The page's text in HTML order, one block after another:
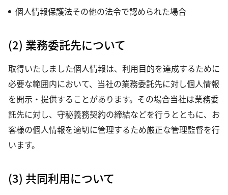
個人情報保護法その他の法令で認められた場合
(2) 業務委託先について
取得いたしました個人情報は、利用目的を達成するために
必要な範囲内において、当社の業務委託先に対し個人情報
を開示・提供することがあります。その場合当社は業務委
託先に対し、守秘義務契約の締結などを行うとともに、お
客様の個人情報を適切に管理するため厳正な管理監督を行
います。
(3) 共同利用について